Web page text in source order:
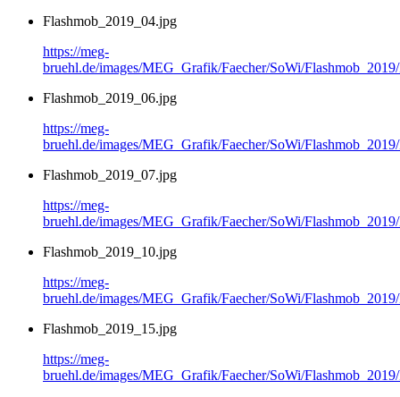
Flashmob_2019_04.jpg
https://meg-
bruehl.de/images/MEG_Grafik/Faecher/SoWi/
Flashmob_2019_06.jpg
https://meg-
bruehl.de/images/MEG_Grafik/Faecher/SoWi/
Flashmob_2019_07.jpg
https://meg-
bruehl.de/images/MEG_Grafik/Faecher/SoWi/
Flashmob_2019_10.jpg
https://meg-
bruehl.de/images/MEG_Grafik/Faecher/SoWi/
Flashmob_2019_15.jpg
https://meg-
bruehl.de/images/MEG_Grafik/Faecher/SoWi/